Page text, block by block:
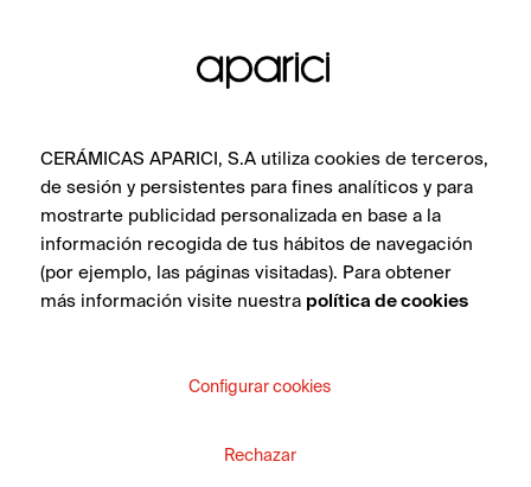
CERÁMICAS APARICI, S.A utiliza cookies de terceros,
de sesión y persistentes para fines analíticos y para
mostrarte publicidad personalizada en base a la
información recogida de tus hábitos de navegación
(por ejemplo, las páginas visitadas). Para obtener
más información visite nuestra política de cookies
Configurar cookies
Rechazar